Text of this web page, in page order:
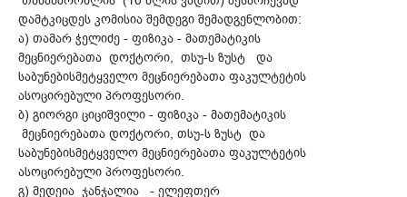
დამტკიცდეს კომისია შემდეგი შემადგენლობით:
ა) თამარ ჭელიძე - ფიზიკა - მათემატიკის
მეცნიერებათა დოქტორი, თსუ-ს ზუსტ და
საბუნებისმეტყველო მეცნიერებათა ფაკულტეტის
ასოცირებული პროფესორი.
ბ) გიორგი ციციშვილი - ფიზიკა - მათემატიკის
მეცნიერებათა დოქტორი, თსუ-ს ზუსტ და
საბუნებისმეტყველო მეცნიერებათა ფაკულტეტის
ასოცირებული პროფესორი.
გ) მედეია ჯანჯალია - ელეფთერ